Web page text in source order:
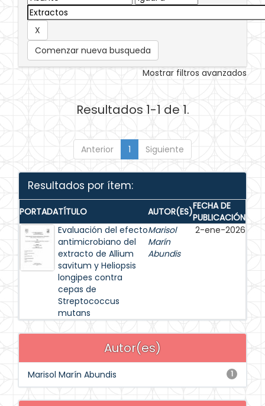
Comenzar nueva busqueda
Mostrar filtros avanzados
Resultados 1-1 de 1.
Anterior 1 Siguiente
Resultados por ítem:
PORTADATÍTULO AUTOR(ES)FECHA DE
PUBLICACIÓN
Evaluación del efecto
antimicrobiano del
extracto de Allium
savitum y Heliopsis
longipes contra
cepas de
Streptococcus
mutans
Marisol
Marín
Abundis
2-ene-2026
Autor(es)
1
Marisol Marín Abundis